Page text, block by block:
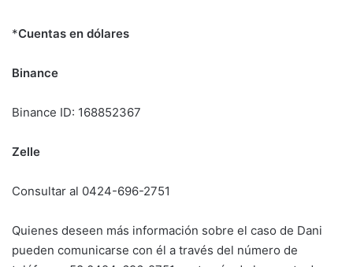
*Cuentas en dólares
Binance
Binance ID: 168852367
Zelle
Consultar al 0424-696-2751
Quienes deseen más información sobre el caso de Dani
pueden comunicarse con él a través del número de